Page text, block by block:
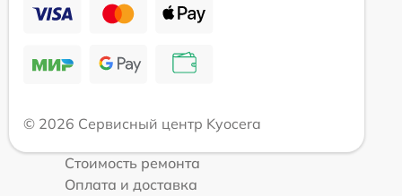
© 2026 Сервисный центр Kyocera
Стоимость ремонта
Оплата и доставка